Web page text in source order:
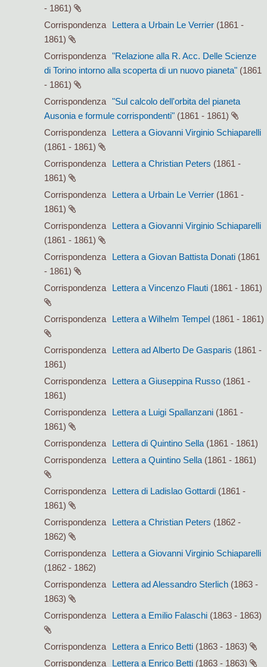
- 1861)
Corrispondenza
Lettera a Urbain Le Verrier (1861 -
1861)
Corrispondenza
"Relazione alla R. Acc. Delle Scienze
di Torino intorno alla scoperta di un nuovo pianeta" (1861
- 1861)
Corrispondenza
"Sul calcolo dell'orbita del pianeta
Ausonia e formule corrispondenti" (1861 - 1861)
Corrispondenza
Lettera a Giovanni Virginio Schiaparelli
(1861 - 1861)
Corrispondenza
Lettera a Christian Peters (1861 -
1861)
Corrispondenza
Lettera a Urbain Le Verrier (1861 -
1861)
Corrispondenza
Lettera a Giovanni Virginio Schiaparelli
(1861 - 1861)
Corrispondenza
Lettera a Giovan Battista Donati (1861
- 1861)
Corrispondenza
Lettera a Vincenzo Flauti (1861 - 1861)
Corrispondenza Lettera a Wilhelm Tempel (1861 - 1861)
Corrispondenza Lettera ad Alberto De Gasparis (1861 -
1861)
Corrispondenza
Lettera a Giuseppina Russo (1861 -
1861)
Corrispondenza
Lettera a Luigi Spallanzani (1861 -
1861)
Corrispondenza
Lettera di Quintino Sella (1861 - 1861)
Corrispondenza
Lettera a Quintino Sella (1861 - 1861)
Corrispondenza Lettera di Ladislao Gottardi (1861 -
1861)
Corrispondenza
Lettera a Christian Peters (1862 -
1862)
Corrispondenza
Lettera a Giovanni Virginio Schiaparelli
(1862 - 1862)
Corrispondenza
Lettera ad Alessandro Sterlich (1863 -
1863)
Corrispondenza
Lettera a Emilio Falaschi (1863 - 1863)
Corrispondenza Lettera a Enrico Betti (1863 - 1863)
Corrispondenza
Lettera a Enrico Betti (1863 - 1863)